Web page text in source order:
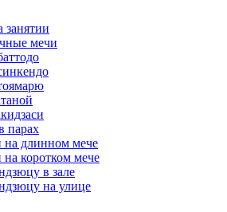
занятии
мечи
парах
на длинном мече
коротком мече
в зале
на улице